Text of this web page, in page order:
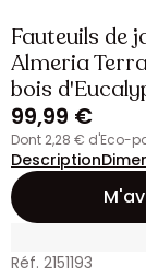
Fauteuils de
Almeria
bois
99,99 €
dont 2,28 € d'Eco-
Description
Réf. 2151193